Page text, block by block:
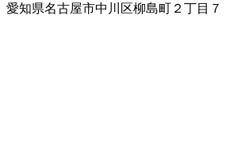
愛知県名古屋市中川区柳島町２丁目７